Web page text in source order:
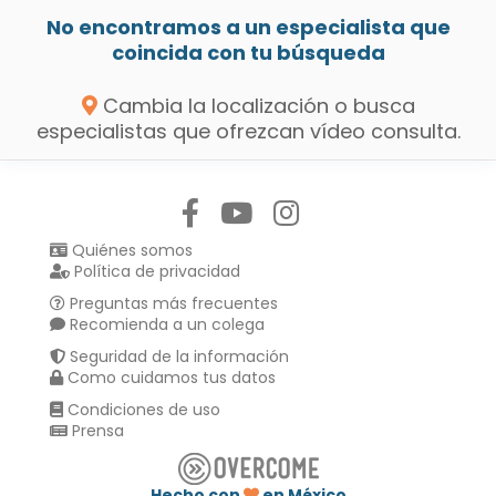
No encontramos a un especialista que
coincida con tu búsqueda
Cambia la localización o busca
especialistas que ofrezcan vídeo consulta.
Quiénes somos
Política de privacidad
Preguntas más frecuentes
Recomienda a un colega
Seguridad de la información
Como cuidamos tus datos
Condiciones de uso
Prensa